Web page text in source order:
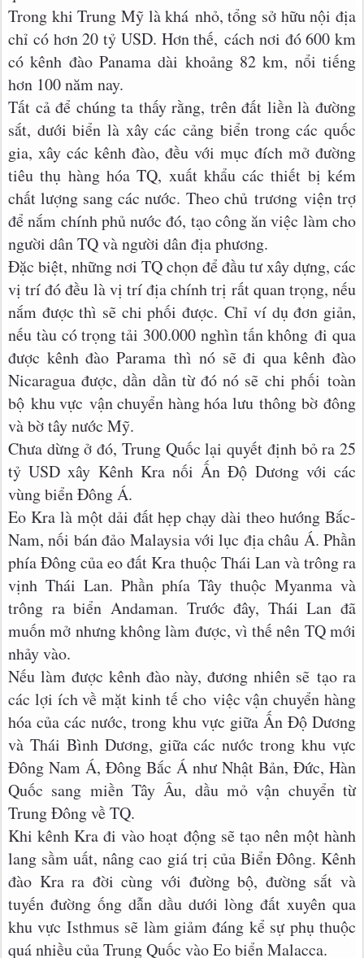
Trong khi Trung Mỹ là khá nhỏ, tổng sở hữu nội địa
chỉ có hơn 20 tỷ USD. Hơn thế, cách nơi đó 600 km
có kênh đào Panama dài khoảng 82 km, nổi tiếng
hơn 100 năm nay.
Tất cả để chúng ta thấy rằng, trên đất liền là đường
sắt, dưới biển là xây các cảng biển trong các quốc
gia, xây các kênh đào, đều với mục đích mở đường
tiêu thụ hàng hóa TQ, xuất khẩu các thiết bị kém
chất lượng sang các nước. Theo chủ trương viện trợ
để nắm chính phủ nước đó, tạo công ăn việc làm cho
người dân TQ và người dân địa phương.
Đặc biệt, những nơi TQ chọn để đầu tư xây dựng, các
vị trí đó đều là vị trí địa chính trị rất quan trọng, nếu
nắm được thì sẽ chi phối được. Chỉ ví dụ đơn giản,
nếu tàu có trọng tải 300.000 nghìn tấn không đi qua
được kênh đào Parama thì nó sẽ đi qua kênh đào
Nicaragua được, dần dần từ đó nó sẽ chi phối toàn
bộ khu vực vận chuyển hàng hóa lưu thông bờ đông
và bờ tây nước Mỹ.
Chưa dừng ở đó, Trung Quốc lại quyết định bỏ ra 25
tỷ USD xây Kênh Kra nối Ấn Độ Dương với các
vùng biển Đông Á.
Eo Kra là một dải đất hẹp chạy dài theo hướng Bắc-
Nam, nối bán đảo Malaysia với lục địa châu Á. Phần
phía Đông của eo đất Kra thuộc Thái Lan và trông ra
vịnh Thái Lan. Phần phía Tây thuộc Myanma và
trông ra biển Andaman. Trước đây, Thái Lan đã
muốn mở nhưng không làm được, vì thế nên TQ mới
nhảy vào.
Nếu làm được kênh đào này, đương nhiên sẽ tạo ra
các lợi ích về mặt kinh tế cho việc vận chuyển hàng
hóa của các nước, trong khu vực giữa Ấn Độ Dương
và Thái Bình Dương, giữa các nước trong khu vực
Đông Nam Á, Đông Bắc Á như Nhật Bản, Đức, Hàn
Quốc sang miền Tây Âu, dầu mỏ vận chuyển từ
Trung Đông về TQ.
Khi kênh Kra đi vào hoạt động sẽ tạo nên một hành
lang sầm uất, nâng cao giá trị của Biển Đông. Kênh
đào Kra ra đời cùng với đường bộ, đường sắt và
tuyến đường ống dẫn dầu dưới lòng đất xuyên qua
khu vực Isthmus sẽ làm giảm đáng kể sự phụ thuộc
quá nhiều của Trung Quốc vào Eo biển Malacca.